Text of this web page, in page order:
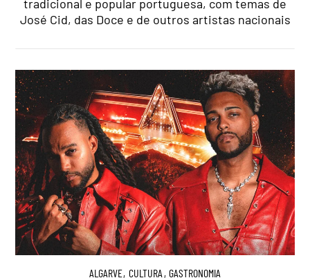
tradicional e popular portuguesa, com temas de
José Cid, das Doce e de outros artistas nacionais
ALGARVE, CULTURA , GASTRONOMIA